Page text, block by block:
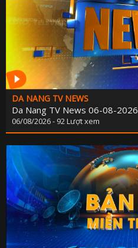
DA NANG TV NEWS
Da Nang TV News 06-08-2026
06/08/2026 - 92 Lượt xem